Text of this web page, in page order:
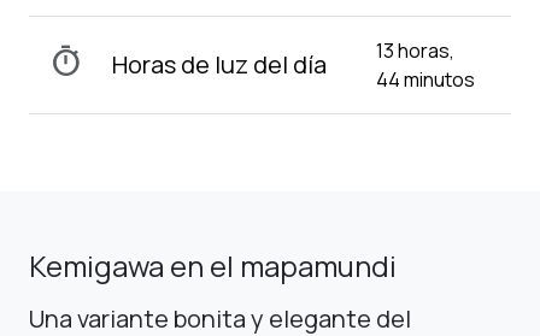
timer Horas de luz del día
13 horas,
44 minutos
Kemigawa en el mapamundi
Una variante bonita y elegante del